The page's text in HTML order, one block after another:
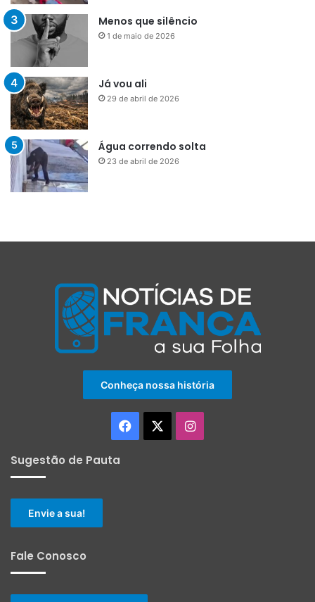
Menos que silêncio
1 de maio de 2026
Já vou ali
29 de abril de 2026
Água correndo solta
23 de abril de 2026
Conheça nossa história
Facebook Instagram
Sugestão de Pauta
Envie a sua!
Fale Conosco